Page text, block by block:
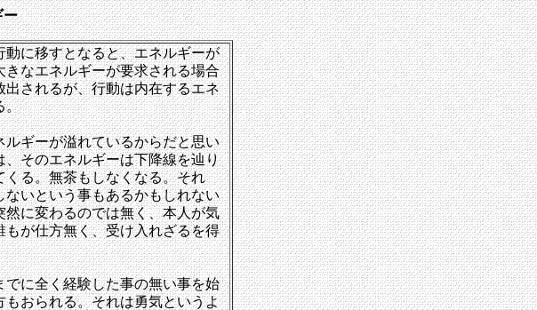
ー
に移すとなると、エネルギーが
なエネルギーが要求される場合
されるが、行動は内在するエネ
。
ギーが溢れているからだと思い
そのエネルギーは下降線を辿り
る。無茶もしなくなる。それ
いという事もあるかもしれない
に変わるのでは無く、本人が気
が仕方無く、受け入れざるを得
に全く経験した事の無い事を始
おられる。それは勇気というよ